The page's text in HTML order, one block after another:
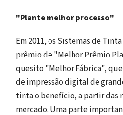
"Plante melhor processo"
Em 2011, os Sistemas de
prêmio de "Melhor Prêmio
quesito "Melhor Fábrica",
de impressão digital de
tinta o benefício, a partir das
mercado. Uma parte